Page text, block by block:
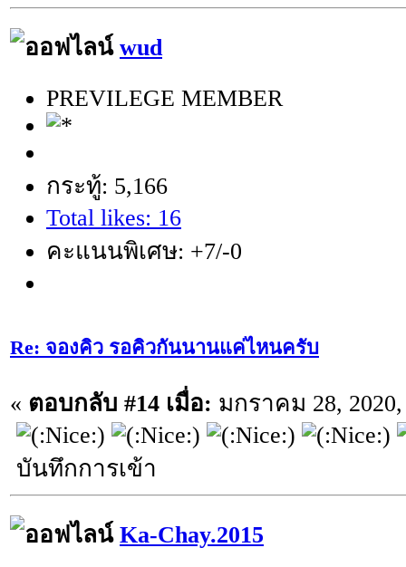
wud
PREVILEGE MEMBER
กระทู้: 5,166
Total likes: 16
คะแนนพิเศษ: +7/-0
Re: จองคิว รอคิวกันนานแค่ไหนครับ
« ตอบกลับ #14 เมื่อ: มกราคม 28,
บันทึกการเข้า
Ka-Chay.2015